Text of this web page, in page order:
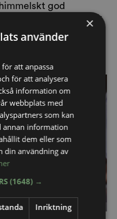
god
afrikansk munk
Foto:
×
använder
att anpassa
för att analysera
information om
webbplats med
som kan
annan information
dem eller som
din användning av
(1648) →
Inriktning